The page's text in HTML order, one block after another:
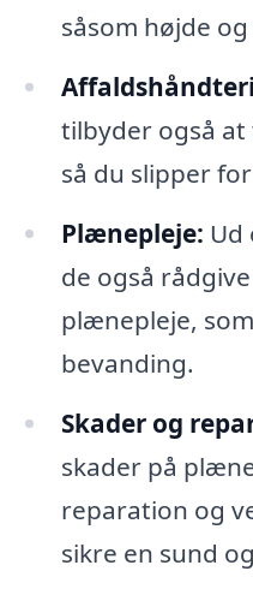
såsom højde
tilbyder også
så du slipper
Plænepleje: Ud
de også
plænepleje,
bevanding.
Skader og
skader på
reparation og
sikre en sund